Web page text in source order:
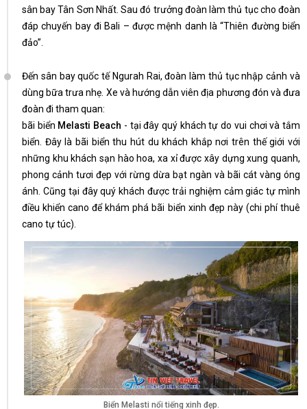
sân bay Tân Sơn Nhất. Sau đó trưởng đoàn làm thủ tục cho đoàn
đáp chuyến bay đi Bali – được mệnh danh là “Thiên đường biển
đảo”.
Đến sân bay quốc tế Ngurah Rai, đoàn làm thủ tục nhập cảnh và
dùng bữa trưa nhẹ. Xe và hướng dẫn viên địa phương đón và đưa
đoàn đi tham quan:
bãi biển Melasti Beach - tại đây quý khách tự do vui chơi và tắm
biển. Đây là bãi biển thu hút du khách khắp nơi trên thế giới với
những khu khách sạn hào hoa, xa xỉ được xây dựng xung quanh,
phong cảnh tươi đẹp với rừng dừa bạt ngàn và bãi cát vàng óng
ánh. Cũng tại đây quý khách được trải nghiệm cảm giác tự mình
điều khiển cano để khám phá bãi biển xinh đẹp này (chi phí thuê
cano tự túc).
Biển Melasti nổi tiếng xinh đẹp.